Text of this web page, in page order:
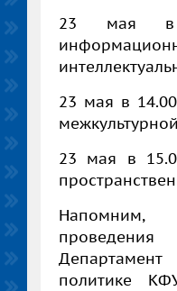
23 мая в
23 мая в
23 мая в
политике